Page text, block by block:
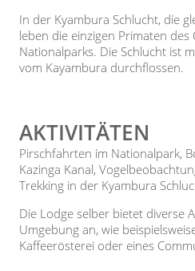
In der Kyambura Schlucht, die
leben die einzigen Primaten des
Nationalparks. Die Schlucht ist
vom Kayambura durchflossen.
AKTIVITÄTEN
Pirschfahrten im Nationalpark,
Kazinga Kanal,
Trekking in der Kyambura
Die Lodge selber bietet diverse
Umgebung an, wie
Kaffeerösterei oder eines